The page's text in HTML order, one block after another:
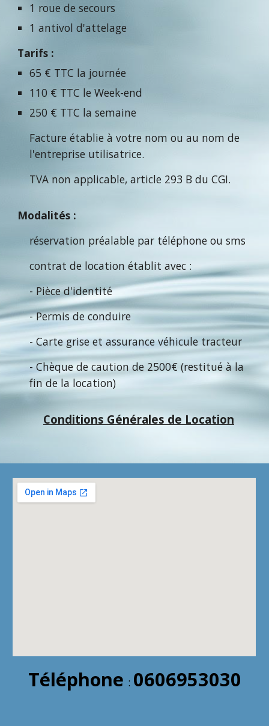
1 roue de secours
1 antivol d'attelage
Tarifs :
65 € TTC la journée
110 € TTC le Week-end
250 € TTC la semaine
Facture établie à votre nom ou au nom de
l'entreprise utilisatrice.
TVA non applicable, article 293 B du CGI.
Modalités :
réservation préalable par téléphone ou sms
contrat de location établit avec :
- Pièce d'identité
- Permis de conduire
- Carte grise et assurance véhicule tracteur
- Chèque de caution de 2500€ (restitué à la
fin de la location)
Conditions Générales de Location
Téléphone : 0606953030